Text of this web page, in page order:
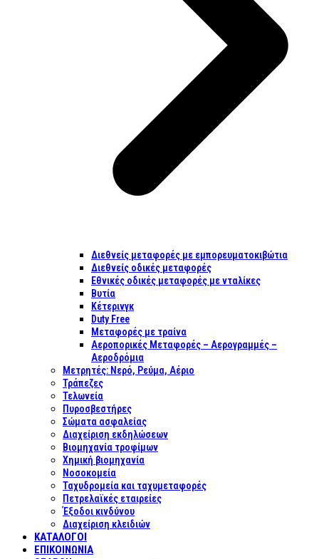
Διεθνείς μεταφορές με εμπορευματοκιβώτια
Διεθνείς οδικές μεταφορές
Εθνικές οδικές μεταφορές με νταλίκες
Βυτία
Κέτερινγκ
Duty Free
Μεταφορές με τραίνα
Αεροπορικές Μεταφορές – Αερογραμμές –
Αεροδρόμια
Μετρητές: Νερό, Ρεύμα, Αέριο
Τράπεζες
Τελωνεία
Πυροσβεστήρες
Σώματα ασφαλείας
Διαχείριση εκδηλώσεων
Βιομηχανία τροφίμων
Χημική βιομηχανία
Νοσοκομεία
Ταχυδρομεία και ταχυμεταφορές
Πετρελαϊκές εταιρείες
Έξοδοι κινδύνου
Διαχείριση κλειδιών
ΚΑΤΑΛΟΓΟΙ
ΕΠΙΚΟΙΝΩΝΊΑ